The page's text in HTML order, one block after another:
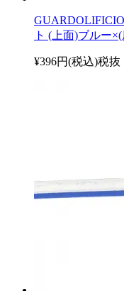
ト (上面)ブルー
¥396円(税込)税抜